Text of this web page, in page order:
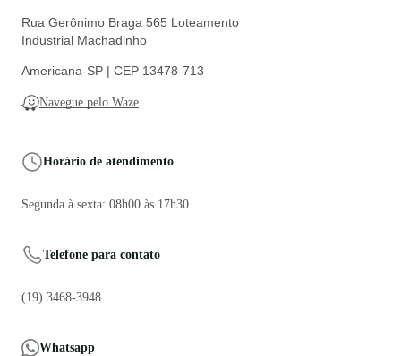
Rua Gerônimo Braga 565 Loteamento
Industrial Machadinho
Americana-SP | CEP 13478-713
Navegue pelo Waze
Horário de atendimento
Segunda à sexta: 08h00 às 17h30
Telefone para contato
(19) 3468-3948
Whatsapp